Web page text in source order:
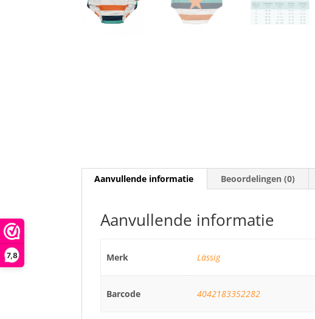
7,8
Aanvullende informatie Beoordelingen (0)
Aanvullende informatie
Merk Lässig
Barcode 4042183352282